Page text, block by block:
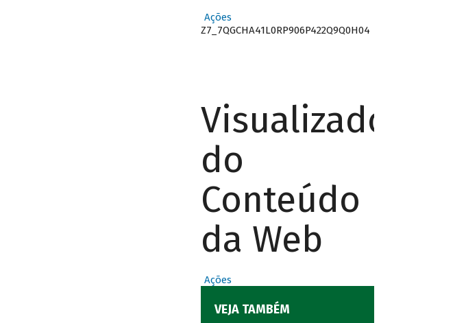
Ações
Z7_7QGCHA41L0RP906P422Q9Q0H04
Visualizador
do
Conteúdo
da Web
Ações
VEJA TAMBÉM